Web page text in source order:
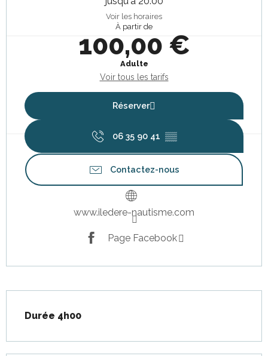
Voir les horaires
À partir de
100,00 €
Adulte
Voir tous les tarifs
Réserver
06 35 90 41 ▒▒
Contactez-nous
www.iledere-nautisme.com
Page Facebook
Durée 4h00